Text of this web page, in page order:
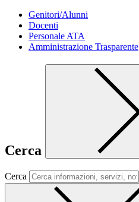
Genitori/Alunni
Docenti
Personale ATA
Amministrazione Trasparente
Cerca
Cerca